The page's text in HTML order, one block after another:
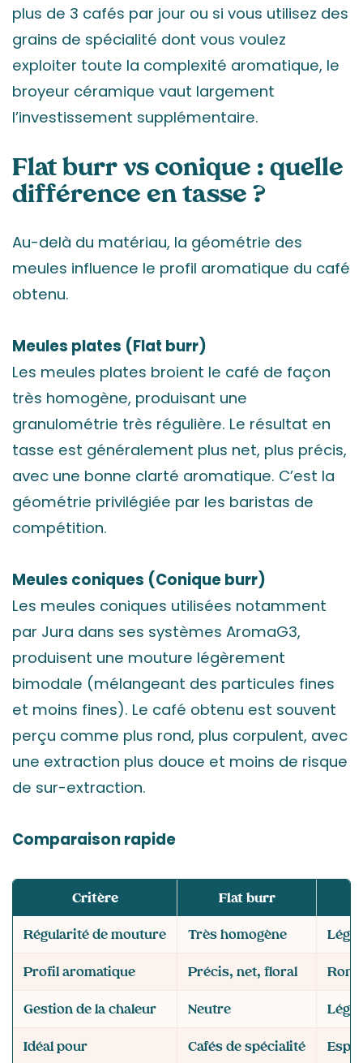
plus de 3 cafés par jour ou si vous utilisez des
grains de spécialité dont vous voulez
exploiter toute la complexité aromatique, le
broyeur céramique vaut largement
l’investissement supplémentaire.
Flat burr vs conique : quelle
différence en tasse ?
Au-delà du matériau, la géométrie des
meules influence le profil aromatique du café
obtenu.
Meules plates (Flat burr)
Les meules plates broient le café de façon
très homogène, produisant une
granulométrie très régulière. Le résultat en
tasse est généralement plus net, plus précis,
avec une bonne clarté aromatique. C’est la
géométrie privilégiée par les baristas de
compétition.
Meules coniques (Conique burr)
Les meules coniques utilisées notamment
par Jura dans ses systèmes AromaG3,
produisent une mouture légèrement
bimodale (mélangeant des particules fines
et moins fines). Le café obtenu est souvent
perçu comme plus rond, plus corpulent, avec
une extraction plus douce et moins de risque
de sur-extraction.
Comparaison rapide
Critère
Flat burr
Régularité de mouture
Très homogène
Profil aromatique
Précis, net, floral
Gestion de la chaleur
Neutre
Idéal pour
Cafés de spécialité